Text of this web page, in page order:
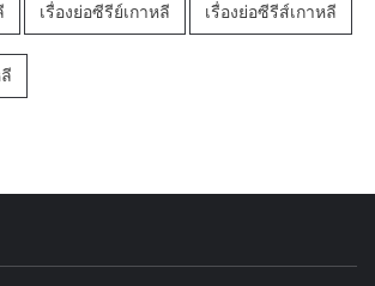
เรื่องย่อซีรีย์เกาหลี เรื่องย่อซีรีส์เกาหลี